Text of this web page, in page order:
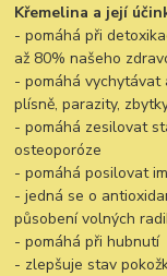
Křemelina a její
- pomáhá při
až 80% našeho
- pomáhá vychytávat
plísně, parazity,
- pomáhá zesilovat
osteoporóze
- pomáhá posilovat
- jedná se o
působení volných
- pomáhá při hubnutí
- zlepšuje stav